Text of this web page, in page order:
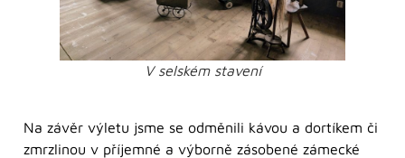
V selském stavení
Na závěr výletu jsme se odměnili kávou a dortíkem či
zmrzlinou v příjemné a výborně zásobené zámecké